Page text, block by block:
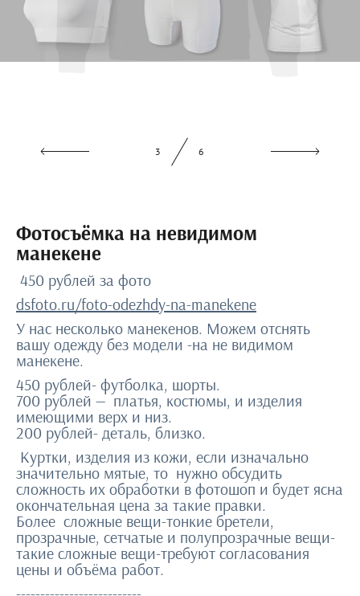
Фотосъёмка на невидимом
манекене
450 рублей за фото
dsfoto.ru/foto-odezhdy-na-manekene
У нас несколько манекенов. Можем отснять
вашу одежду без модели -на не видимом
манекене.
450 рублей- футболка, шорты.
700 рублей — платья, костюмы, и изделия
имеющими верх и низ.
200 рублей- деталь, близко.
Куртки, изделия из кожи, если изначально
значительно мятые, то нужно обсудить
сложность их обработки в фотошоп и будет ясна
окончательная цена за такие правки.
Более сложные вещи-тонкие бретели,
прозрачные, сетчатые и полупрозрачные вещи-
такие сложные вещи-требуют согласования
цены и объёма работ.
3 6